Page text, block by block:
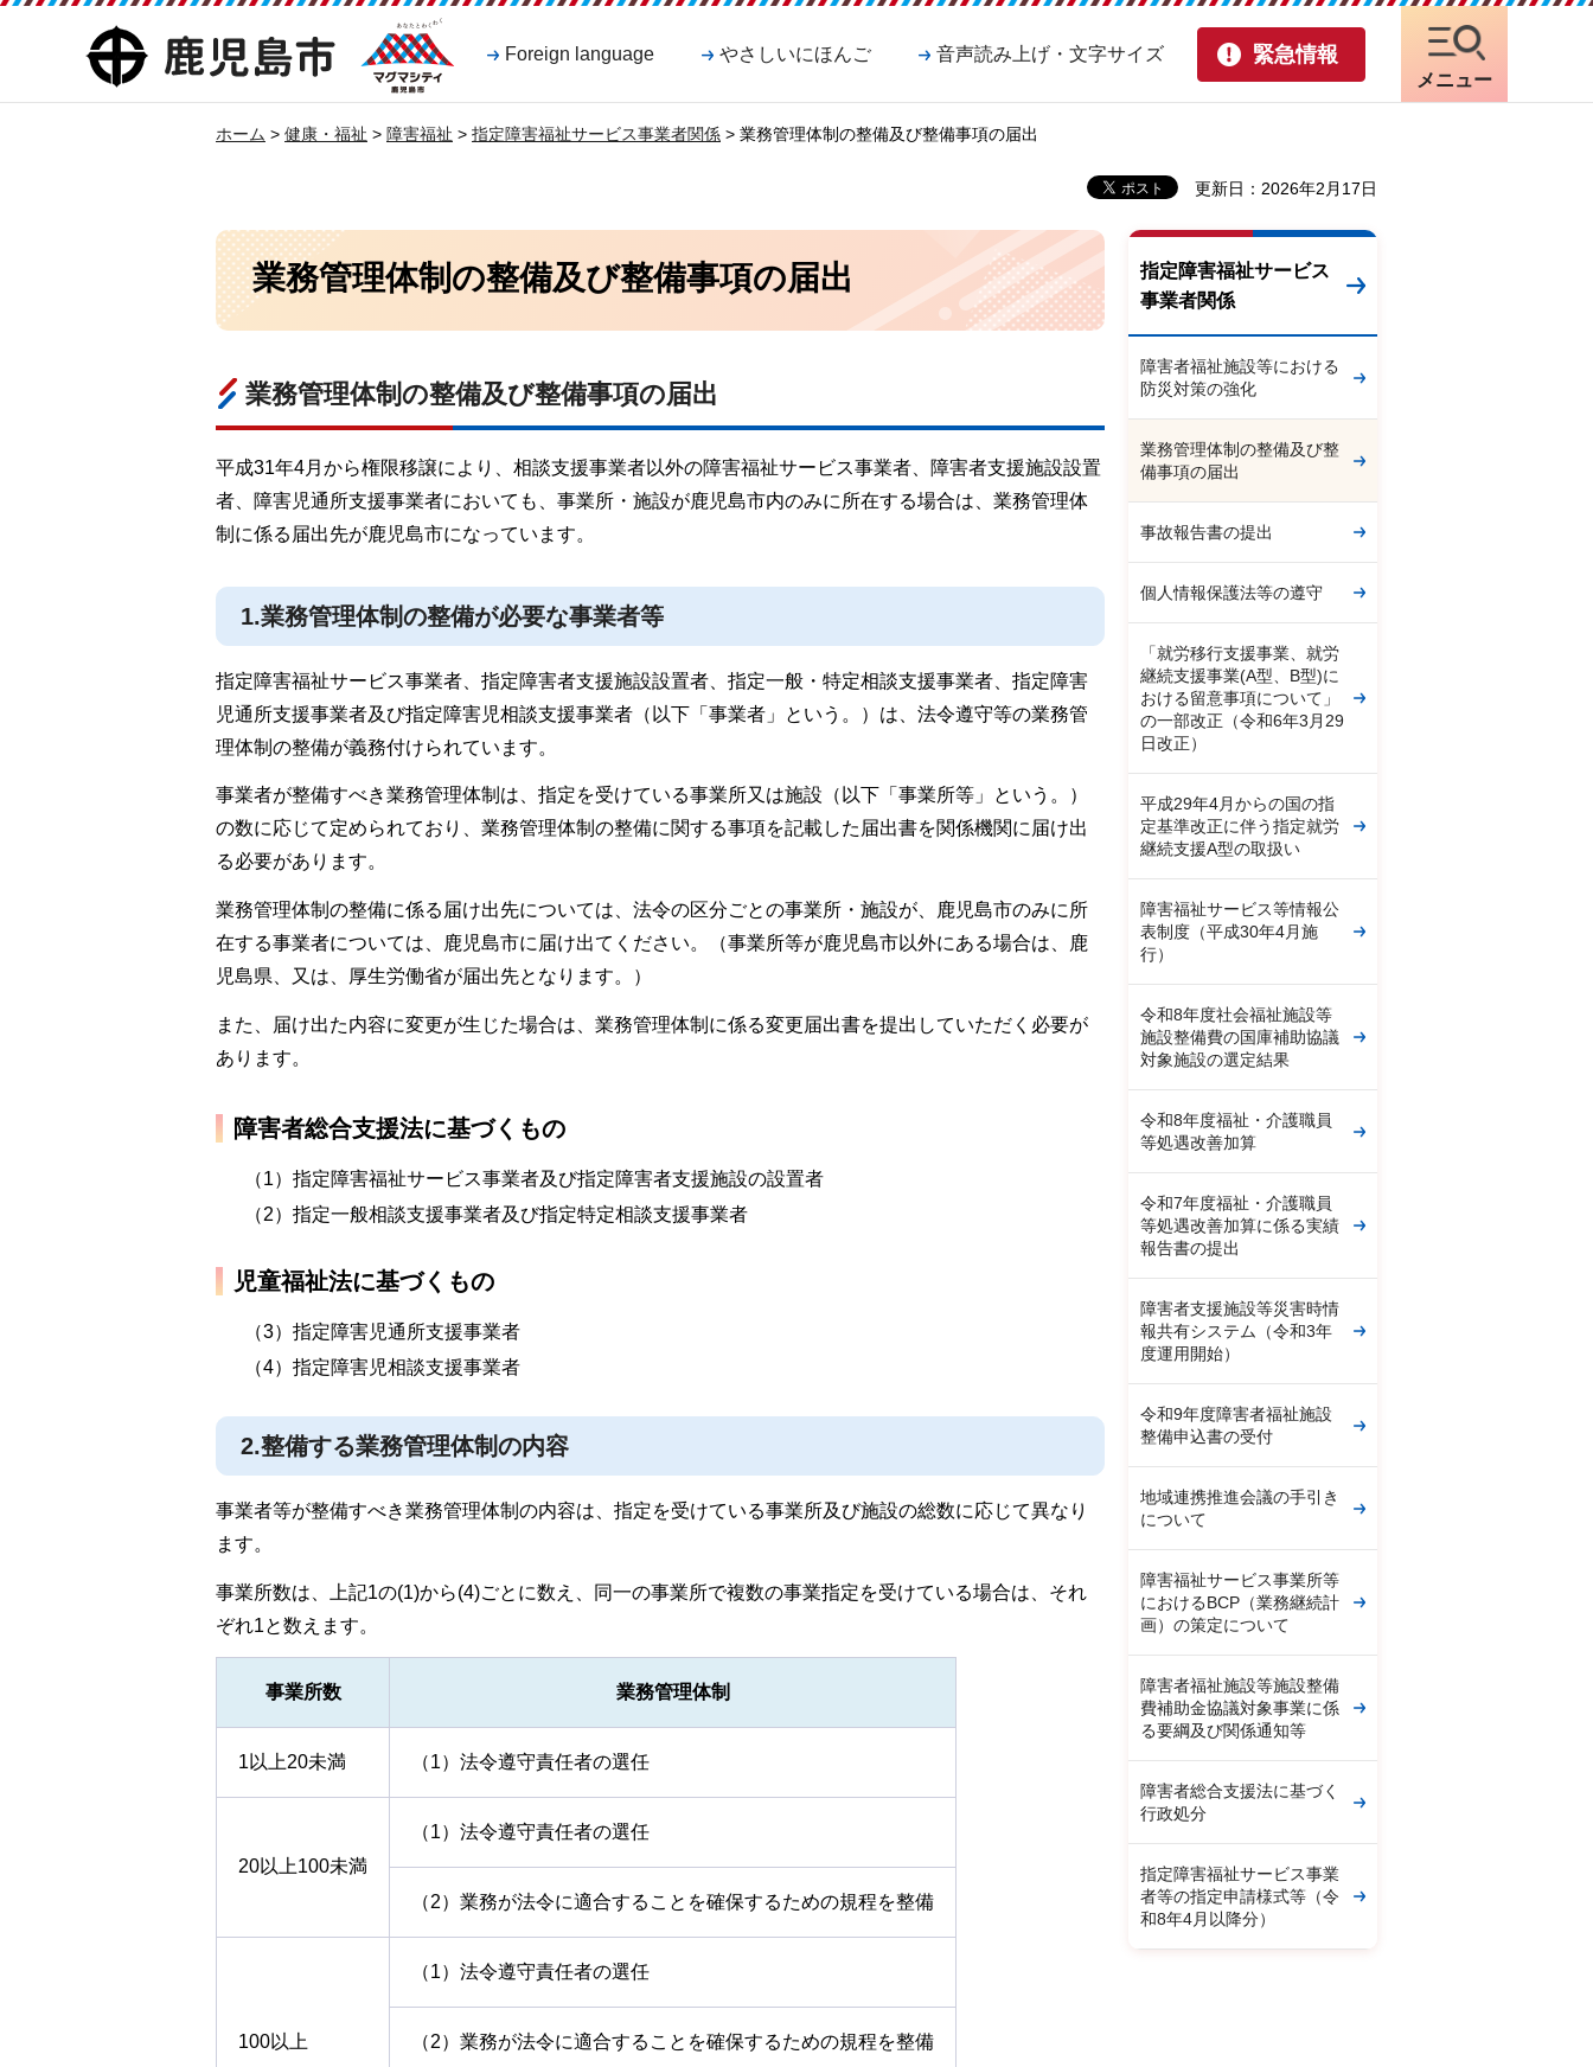
鹿児島市
マグマシティ
鹿児島市
Foreign language やさしいにほんご 音声読み上げ・文字サイズ 緊急情報
メニュー
ホーム > 健康・福祉 > 障害福祉 > 指定障害福祉サービス事業者関係 > 業務管理体制の整備及び整備事項の届出
更新日：2026年2月17日
業務管理体制の整備及び整備事項の届出
業務管理体制の整備及び整備事項の届出
平成31年4月から権限移譲により、相談支援事業者以外の障害福祉サービス事業者、障害者支援施設設置
者、障害児通所支援事業者においても、事業所・施設が鹿児島市内のみに所在する場合は、業務管理体
制に係る届出先が鹿児島市になっています。
1.業務管理体制の整備が必要な事業者等
指定障害福祉サービス事業者、指定障害者支援施設設置者、指定一般・特定相談支援事業者、指定障害
児通所支援事業者及び指定障害児相談支援事業者（以下「事業者」という。）は、法令遵守等の業務管
理体制の整備が義務付けられています。
事業者が整備すべき業務管理体制は、指定を受けている事業所又は施設（以下「事業所等」という。）
の数に応じて定められており、業務管理体制の整備に関する事項を記載した届出書を関係機関に届け出
る必要があります。
業務管理体制の整備に係る届け出先については、法令の区分ごとの事業所・施設が、鹿児島市のみに所
在する事業者については、鹿児島市に届け出てください。（事業所等が鹿児島市以外にある場合は、鹿
児島県、又は、厚生労働省が届出先となります。）
また、届け出た内容に変更が生じた場合は、業務管理体制に係る変更届出書を提出していただく必要が
あります。
障害者総合支援法に基づくもの
（1）指定障害福祉サービス事業者及び指定障害者支援施設の設置者
（2）指定一般相談支援事業者及び指定特定相談支援事業者
児童福祉法に基づくもの
（3）指定障害児通所支援事業者
（4）指定障害児相談支援事業者
2.整備する業務管理体制の内容
事業者等が整備すべき業務管理体制の内容は、指定を受けている事業所及び施設の総数に応じて異なり
ます。
事業所数は、上記1の(1)から(4)ごとに数え、同一の事業所で複数の事業指定を受けている場合は、それ
ぞれ1と数えます。
事業所数 業務管理体制
1以上20未満 （1）法令遵守責任者の選任
20以上100未満
（1）法令遵守責任者の選任
（2）業務が法令に適合することを確保するための規程を整備
100以上
（1）法令遵守責任者の選任
（2）業務が法令に適合することを確保するための規程を整備
指定障害福祉サービス
事業者関係
障害者福祉施設等における
防災対策の強化
業務管理体制の整備及び整
備事項の届出
事故報告書の提出
個人情報保護法等の遵守
「就労移行支援事業、就労
継続支援事業(A型、B型)に
おける留意事項について」
の一部改正（令和6年3月29
日改正）
平成29年4月からの国の指
定基準改正に伴う指定就労
継続支援A型の取扱い
障害福祉サービス等情報公
表制度（平成30年4月施
行）
令和8年度社会福祉施設等
施設整備費の国庫補助協議
対象施設の選定結果
令和8年度福祉・介護職員
等処遇改善加算
令和7年度福祉・介護職員
等処遇改善加算に係る実績
報告書の提出
障害者支援施設等災害時情
報共有システム（令和3年
度運用開始）
令和9年度障害者福祉施設
整備申込書の受付
地域連携推進会議の手引き
について
障害福祉サービス事業所等
におけるBCP（業務継続計
画）の策定について
障害者福祉施設等施設整備
費補助金協議対象事業に係
る要綱及び関係通知等
障害者総合支援法に基づく
行政処分
指定障害福祉サービス事業
者等の指定申請様式等（令
和8年4月以降分）